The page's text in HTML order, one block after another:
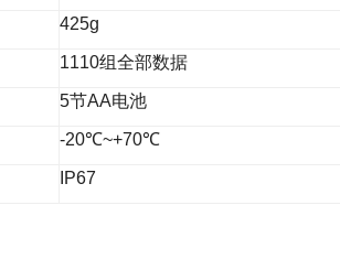
425g
1110组全部数据
5节AA电池
-20℃~+70℃
IP67